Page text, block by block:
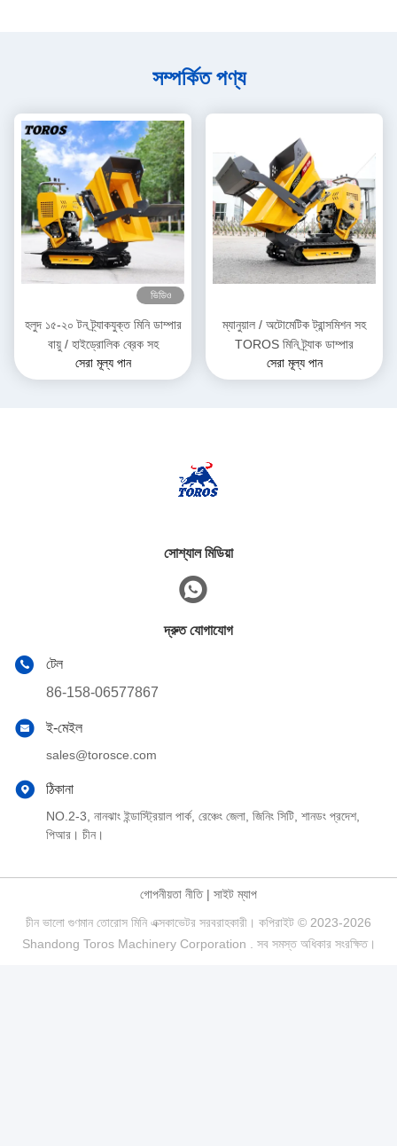
সম্পর্কিত পণ্য
ভিডিও
হলুদ ১৫-২০ টন ট্র্যাকযুক্ত মিনি ডাম্পার
বায়ু / হাইড্রোলিক ব্রেক সহ
সেরা মূল্য পান
ম্যানুয়াল / অটোমেটিক ট্রান্সমিশন সহ
TOROS মিনি ট্র্যাক ডাম্পার
সেরা মূল্য পান
সোশ্যাল মিডিয়া
দ্রুত যোগাযোগ
টেল
86-158-06577867
ই-মেইল
sales@torosce.com
ঠিকানা
NO.2-3, নানঝাং ইন্ডাস্ট্রিয়াল পার্ক, রেঞ্চেং জেলা, জিনিং সিটি, শানডং প্রদেশ,
পিআর। চীন।
গোপনীয়তা নীতি| সাইট ম্যাপ
চীন ভালো গুণমান তোরোস মিনি এক্সকাভেটর সরবরাহকারী। কপিরাইট © 2023-2026
Shandong Toros Machinery Corporation . সব সমস্ত অধিকার সংরক্ষিত।